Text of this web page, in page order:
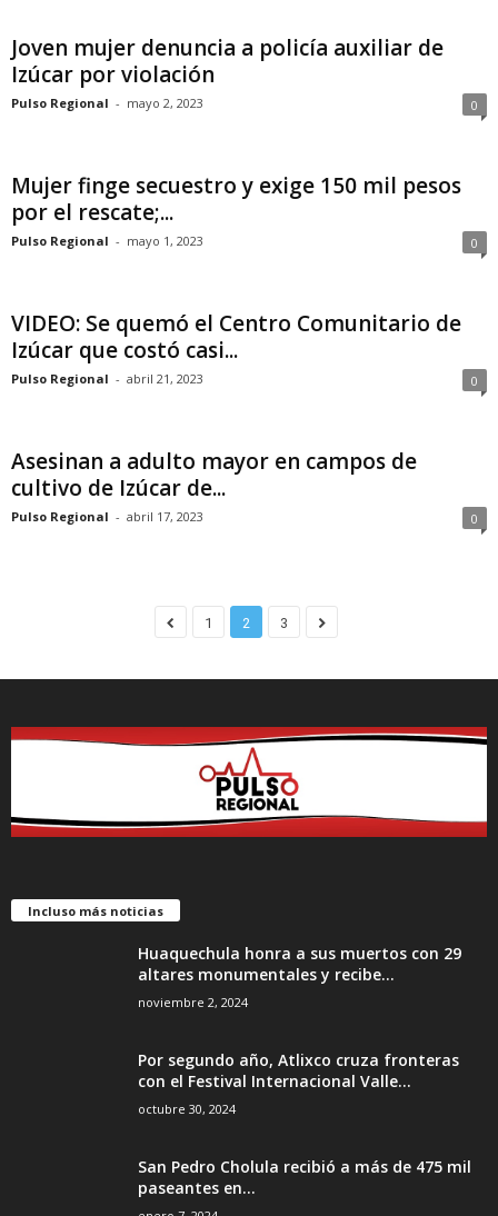
Joven mujer denuncia a policía auxiliar de
Izúcar por violación
Pulso Regional - mayo 2, 2023 0
Mujer finge secuestro y exige 150 mil pesos
por el rescate;...
Pulso Regional - mayo 1, 2023 0
VIDEO: Se quemó el Centro Comunitario de
Izúcar que costó casi...
Pulso Regional - abril 21, 2023 0
Asesinan a adulto mayor en campos de
cultivo de Izúcar de...
Pulso Regional - abril 17, 2023 0
1 2 3
Incluso más noticias
Huaquechula honra a sus muertos con 29
altares monumentales y recibe...
noviembre 2, 2024
Por segundo año, Atlixco cruza fronteras
con el Festival Internacional Valle...
octubre 30, 2024
San Pedro Cholula recibió a más de 475 mil
paseantes en...